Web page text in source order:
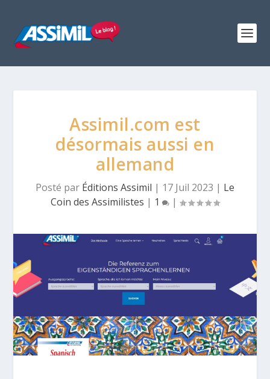
Assimil.com est
désormais aussi en
allemand
Posté par Éditions Assimil | 17 Juil 2023 | Le
Coin des Assimilistes | 1 |